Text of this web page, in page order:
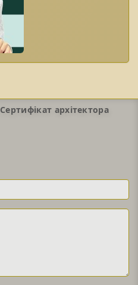
Сертифікат архітектора